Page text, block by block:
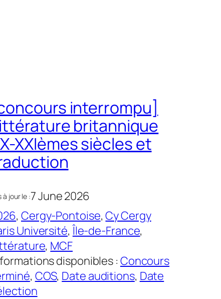
interrompu]
britannique
XXIèmes siècles et
à jour le :7 June 2026
, Cergy-Pontoise, Cy Cergy
Université, Île-de-France
, MCF
disponibles :Concours
, COS, Date auditions, Date